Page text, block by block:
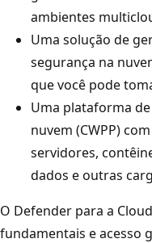
ambientes
Uma solução de
segurança na
que você pode
Uma plataforma
nuvem (CWPP)
servidores,
dados e outras
O Defender para a
fundamentais e acesso